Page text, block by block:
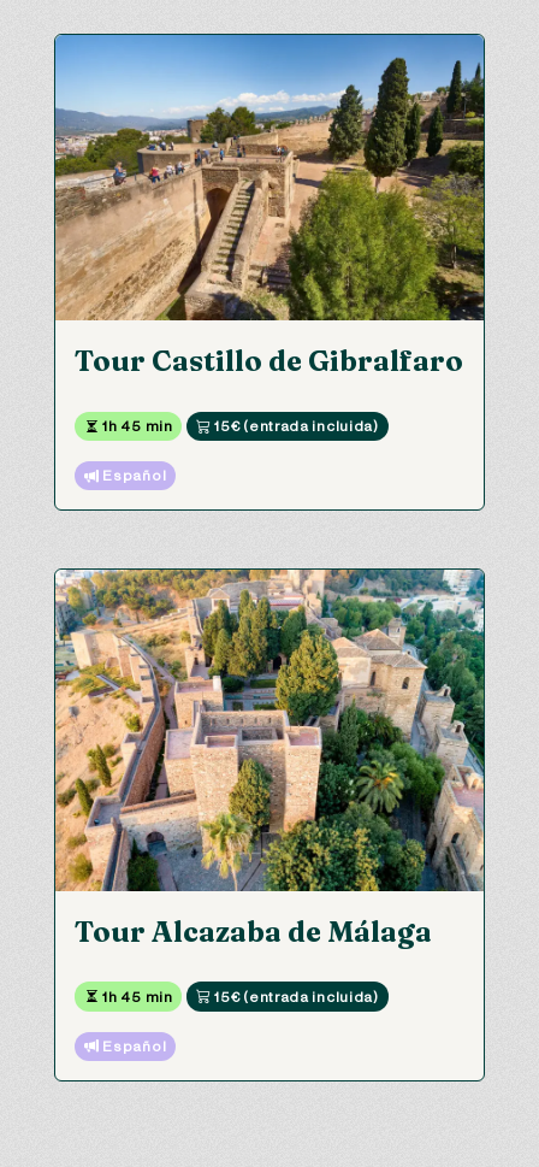
Tour Castillo de Gibralfaro
1h 45 min 15€ (entrada incluida)
Español
Tour Alcazaba de Málaga
1h 45 min 15€ (entrada incluida)
Español